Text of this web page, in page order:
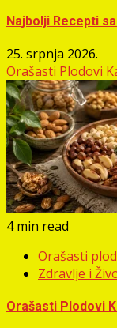
Najbolji Recepti
25. srpnja 2026.
Orašasti Plodovi
4 min read
Orašasti
Zdravlje i
Orašasti Plodovi